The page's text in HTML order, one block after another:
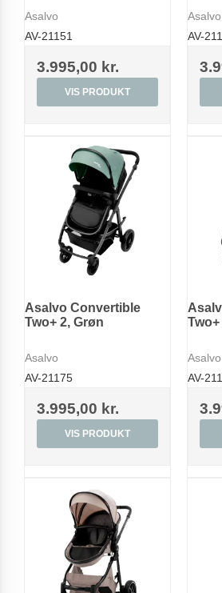
Asalvo
AV-21151
3.995,00 kr.
VIS PRODUKT
Asalvo
AV-
Asalvo Convertible
Two+ 2, Grøn
Asalvo
AV-21175
3.995,00 kr.
VIS PRODUKT
Asalvo
AV-